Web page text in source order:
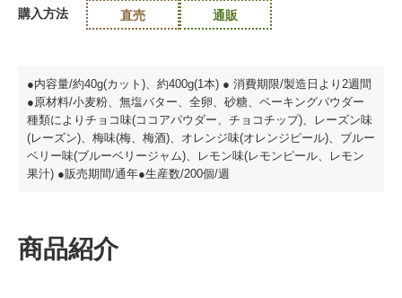
購入方法 直売 通販
●内容量/約40g(カット)、約400g(1本) ● 消費期限/製造日より2週間
●原材料/小麦粉、無塩バター、全卵、砂糖、ベーキングパウダー
種類によりチョコ味(ココアパウダー、チョコチップ)、レーズン味
(レーズン)、梅味(梅、梅酒)、オレンジ味(オレンジピール)、ブルー
ベリー味(ブルーベリージャム)、レモン味(レモンピール、レモン
果汁) ●販売期間/通年●生産数/200個/週
商品紹介